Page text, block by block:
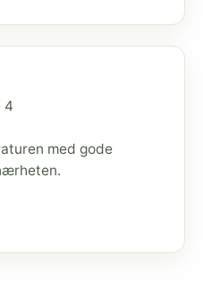
4
med gode